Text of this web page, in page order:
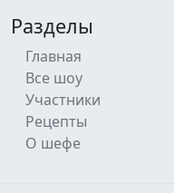
Разделы
Главная
Все шоу
Участники
Рецепты
О шефе